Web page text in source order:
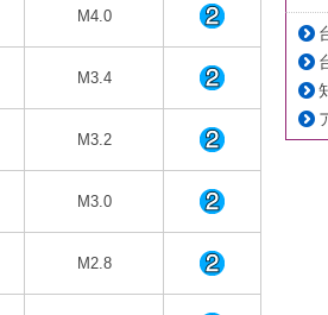
M4.0
M3.4
M3.2
M3.0
M2.8